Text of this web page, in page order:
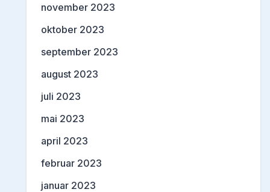
november 2023
oktober 2023
september 2023
august 2023
juli 2023
mai 2023
april 2023
februar 2023
januar 2023